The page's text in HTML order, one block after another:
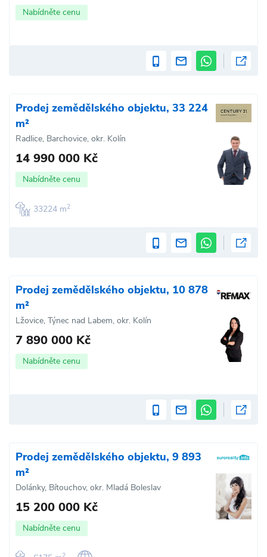
Nabídněte cenu
Prodej zemědělského objektu, 33 224
m²
Radlice, Barchovice, okr. Kolín
14 990 000 Kč
Nabídněte cenu
33224 m2
Prodej zemědělského objektu, 10 878
m²
Lžovice, Týnec nad Labem, okr. Kolín
7 890 000 Kč
Nabídněte cenu
Prodej zemědělského objektu, 9 893
m²
Dolánky, Bítouchov, okr. Mladá Boleslav
15 200 000 Kč
Nabídněte cenu